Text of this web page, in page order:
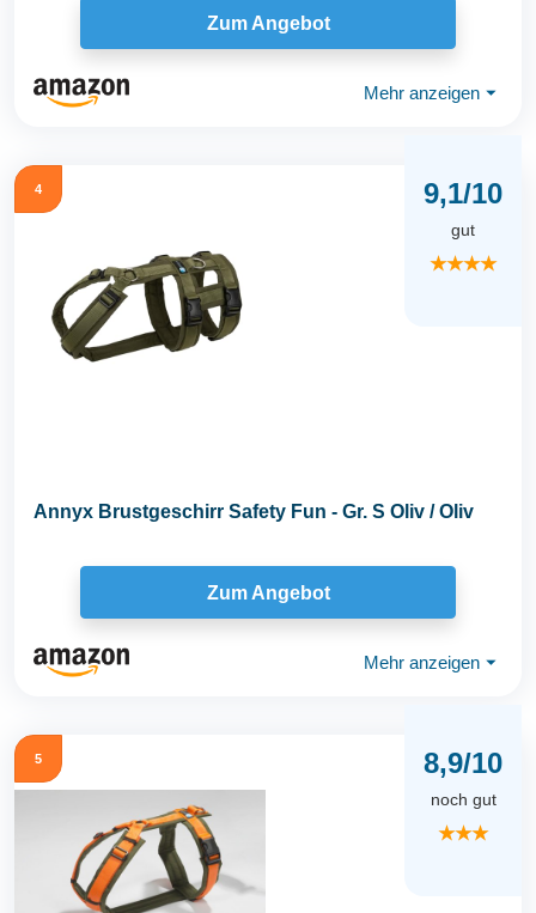
Zum Angebot
Mehr anzeigen ⏷
4 9,1/10
gut
★★★★
Annyx Brustgeschirr Safety Fun - Gr. S Oliv / Oliv
Zum Angebot
Mehr anzeigen ⏷
5 8,9/10
noch gut
★★★